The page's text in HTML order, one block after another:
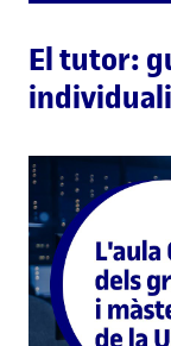
El tutor: